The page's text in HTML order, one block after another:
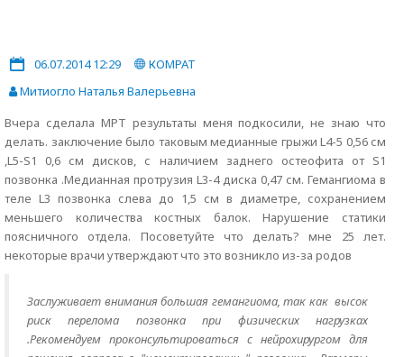
06.07.2014 12:29
КОМРАТ
Митиогло Наталья Валерьевна
Вчера сделала МРТ результаты меня подкосили, не знаю что
делать. заключение было таковым медианные грыжи L4-5 0,56 см
,L5-S1 0,6 см дисков, с наличием заднего остеофита от S1
позвонка .Медианная протрузия L3-4 диска 0,47 см. Гемангиома в
теле L3 позвонка слева до 1,5 см в диаметре, сохранением
меньшего количества костных балок. Нарушение статики
поясничного отдела. Посоветуйте что делать? мне 25 лет.
некоторые врачи утверждают что это возникло из-за родов
Заслуживает внимания большая гемангиома, так как высок
риск перелома позвонка при физических нагрузках
.Рекомендуем проконсультироваться с нейрохирургом для